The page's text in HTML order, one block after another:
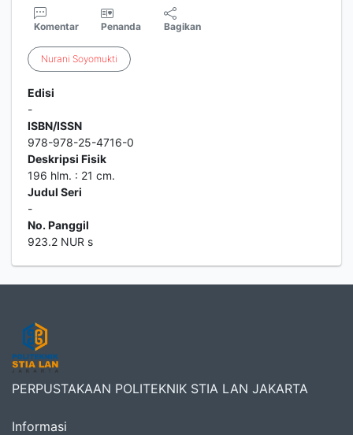
Komentar Penanda Bagikan
Nurani Soyomukti
Edisi
-
ISBN/ISSN
978-978-25-4716-0
Deskripsi Fisik
196 hlm. : 21 cm.
Judul Seri
-
No. Panggil
923.2 NUR s
PERPUSTAKAAN POLITEKNIK STIA LAN JAKARTA
Informasi